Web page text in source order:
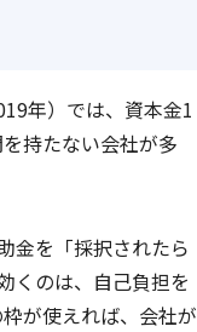
年）では、資本金1
持たない会社が多
金を「採択されたら
くのは、自己負担を
が使えれば、会社が